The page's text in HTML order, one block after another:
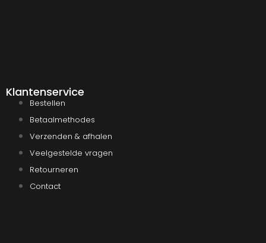
Klantenservice
Bestellen
Betaalmethodes
Verzenden & afhalen
Veelgestelde vragen
Retourneren
Contact